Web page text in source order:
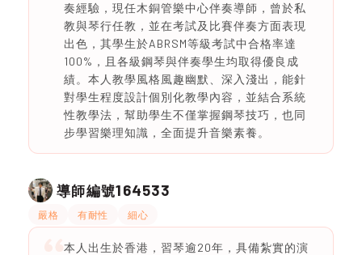
奏經驗，現任木銅管樂中心伴奏導師，曾於私
教與琴行任教，並在考試及比賽伴奏方面表現
出色，其學生於ABRSM等級考試中合格率達
100%，且各級鋼琴與伴奏學生均取得優良成
績。本人教學風格風趣幽默、深入淺出，能針
對學生程度設計個別化教學內容，並結合系統
性教學法，幫助學生不僅掌握鋼琴技巧，也同
步學習樂理知識，全面提升音樂素養。
導師編號164533
嚴格 有耐性 細心
本人出生於香港，習琴逾20年，具備紮實的演